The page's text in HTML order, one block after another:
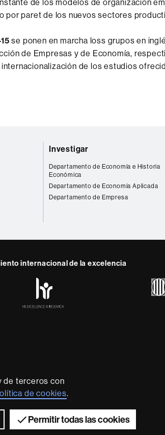
de terceros con
de cookies.
Permitir todas las cookies
de los modelos de organización
por paret de los nuevos sectores
se ponen en marcha loss grupos en
de Empresas y de Economía,
de los estudios
Investigar
Departamento de Economía e Historia
Económica
Departamento de Economía Aplicada
Departamento de Empresa
internacional de la excelencia
docencia de calidad, diversificada,
por la calidad y el
investigación.
Autònoma de Barcelona